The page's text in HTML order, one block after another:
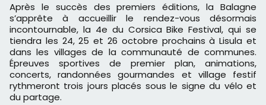
Après le succès des premiers éditions, la Balagne
s’apprête à accueillir le rendez-vous désormais
incontournable, la 4e du Corsica Bike Festival, qui se
tiendra les 24, 25 et 26 octobre prochains à Lisula et
dans les villages de la communauté de communes.
Épreuves sportives de premier plan, animations,
concerts, randonnées gourmandes et village festif
rythmeront trois jours placés sous le signe du vélo et
du partage.